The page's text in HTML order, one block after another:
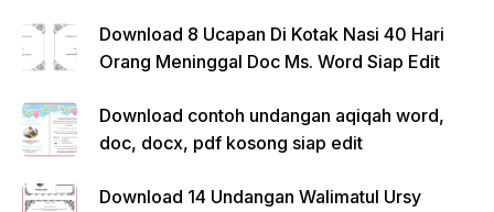
Download 8 Ucapan Di Kotak Nasi 40 Hari
Orang Meninggal Doc Ms. Word Siap Edit
Download contoh undangan aqiqah word,
doc, docx, pdf kosong siap edit
Download 14 Undangan Walimatul Ursy